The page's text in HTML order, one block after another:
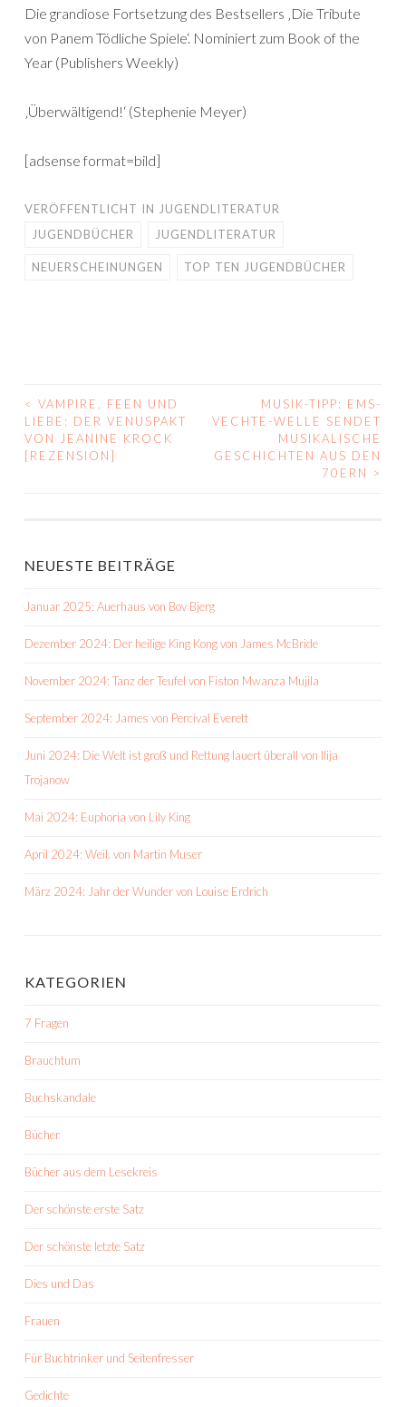
Die grandiose Fortsetzung des Bestsellers ‚Die Tribute
von Panem Tödliche Spiele‘. Nominiert zum Book of the
Year (Publishers Weekly)
‚Überwältigend!‘ (Stephenie Meyer)
[adsense format=bild]
VERÖFFENTLICHT IN JUGENDLITERATUR
JUGENDBÜCHER
JUGENDLITERATUR
NEUERSCHEINUNGEN TOP TEN JUGENDBÜCHER
BEITRAGS-
NAVIGATION
< VAMPIRE, FEEN UND
LIEBE: DER VENUSPAKT
VON JEANINE KROCK
[REZENSION]
MUSIK-TIPP: EMS-
VECHTE-WELLE SENDET
MUSIKALISCHE
GESCHICHTEN AUS DEN
70ERN
>
NEUESTE BEITRÄGE
Januar 2025: Auerhaus von Bov Bjerg
Dezember 2024: Der heilige King Kong von James McBride
November 2024: Tanz der Teufel von Fiston Mwanza Mujila
September 2024: James von Percival Everett
Juni 2024: Die Welt ist groß und Rettung lauert überall von Ilija
Trojanow
Mai 2024: Euphoria von Lily King
April 2024: Weil. von Martin Muser
März 2024: Jahr der Wunder von Louise Erdrich
KATEGORIEN
7 Fragen
Brauchtum
Buchskandale
Bücher
Bücher aus dem Lesekreis
Der schönste erste Satz
Der schönste letzte Satz
Dies und Das
Frauen
Für Buchtrinker und Seitenfresser
Gedichte